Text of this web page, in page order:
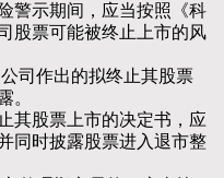
示期间，应当按照《科
股票可能被终止上市的风
司作出的拟终止其股票
。
股票上市的决定书，应
同时披露股票进入退市整